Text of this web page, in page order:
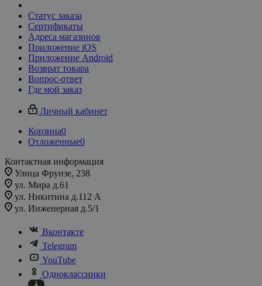
Статус заказа
Сертификаты
Адреса магазинов
Приложение iOS
Приложение Android
Возврат товара
Вопрос-ответ
Где мой заказ
Личный кабинет
Корзина0
Отложенные0
Контактная информация
Улица Фрунзе, 238​
ул. Мира д.61
ул. Никитина д.112 А
ул. Инженерная д.5/1
Вконтакте
Telegram
YouTube
Одноклассники